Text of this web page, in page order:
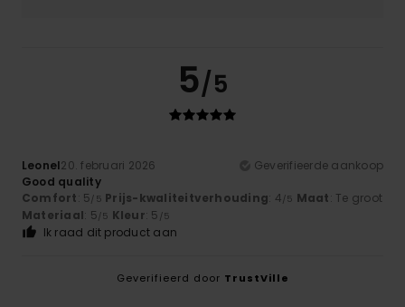
5/5
Leonel20. februari 2026
Geverifieerde aankoop
Good quality
Comfort: 5/5 Prijs-kwaliteitverhouding: 4/5 Maat: Te groot
Materiaal: 5/5 Kleur: 5 /5
Ik raad dit product aan
Geverifieerd door TrustVille